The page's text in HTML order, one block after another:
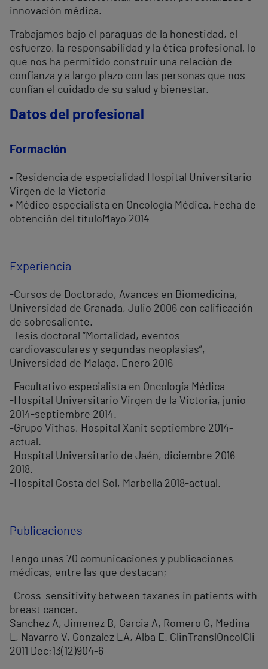
innovación médica.
Trabajamos bajo el paraguas de la honestidad, el
esfuerzo, la responsabilidad y la ética profesional, lo
que nos ha permitido construir una relación de
confianza y a largo plazo con las personas que nos
confían el cuidado de su salud y bienestar.
Datos del profesional
Formación
• Residencia de especialidad Hospital Universitario
Virgen de la Victoria
• Médico especialista en Oncología Médica. Fecha de
obtención del títuloMayo 2014
Experiencia
-Cursos de Doctorado, Avances en Biomedicina,
Universidad de Granada, Julio 2006 con calificación
de sobresaliente.
-Tesis doctoral “Mortalidad, eventos
cardiovasculares y segundas neoplasias”,
Universidad de Malaga, Enero 2016
-Facultativo especialista en Oncología Médica
-Hospital Universitario Virgen de la Victoria, junio
2014-septiembre 2014.
-Grupo Vithas, Hospital Xanit septiembre 2014-
actual.
-Hospital Universitario de Jaén, diciembre 2016-
2018.
-Hospital Costa del Sol, Marbella 2018-actual.
Publicaciones
Tengo unas 70 comunicaciones y publicaciones
médicas, entre las que destacan;
-Cross-sensitivity between taxanes in patients with
breast cancer.
Sanchez A, Jimenez B, Garcia A, Romero G, Medina
L, Navarro V, Gonzalez LA, Alba E. ClinTranslOncolCli
2011 Dec;13(12)904-6